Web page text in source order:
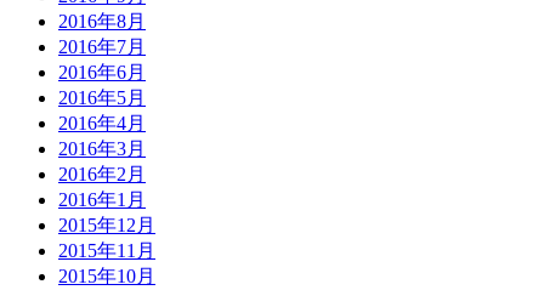
2016年8月
2016年7月
2016年6月
2016年5月
2016年4月
2016年3月
2016年2月
2016年1月
2015年12月
2015年11月
2015年10月